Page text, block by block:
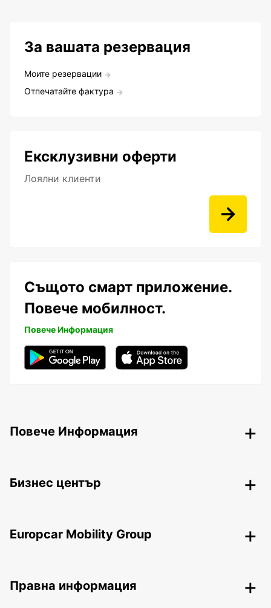
За вашата резервация
Моите резервации
Отпечатайте фактура
Ексклузивни оферти
Лоялни клиенти
Същото смарт приложение.
Повече мобилност.
Повече Информация
Повече Информация
Бизнес център
Europcar Mobility Group
Правна информация